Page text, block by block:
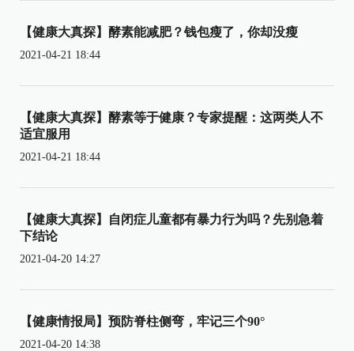
【健康大真探】酵素能减肥？钱包瘦了，你却没瘦
2021-04-21 18:44
【健康大真探】酵素等于健康？专家提醒：这两类人不
适宜服用
2021-04-21 18:44
【健康大真探】自闭症儿童都有暴力行为吗？先别急着
下结论
2021-04-20 14:27
【健康情报局】预防脊柱侧弯，牢记三个90°
2021-04-20 14:38